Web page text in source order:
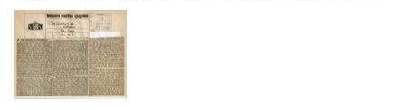
About us